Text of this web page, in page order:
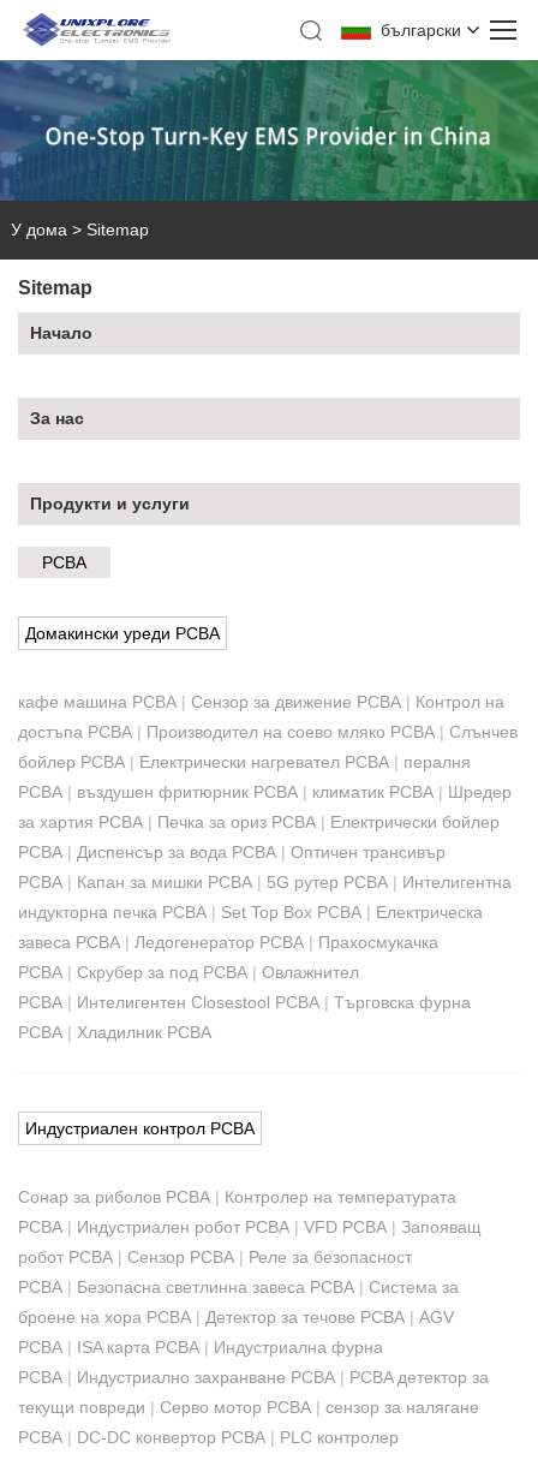
български
У дома > Sitemap
Sitemap
Начало
За нас
Продукти и услуги
PCBA
Домакински уреди PCBA
кафе машина PCBA | Сензор за движение PCBA | Контрол на
достъпа PCBA | Производител на соево мляко PCBA | Слънчев
бойлер PCBA | Електрически нагревател PCBA | пералня
PCBA | въздушен фритюрник PCBA | климатик PCBA | Шредер
за хартия PCBA | Печка за ориз PCBA | Електрически бойлер
PCBA | Диспенсър за вода PCBA | Оптичен трансивър
PCBA | Капан за мишки PCBA | 5G рутер PCBA | Интелигентна
индукторна печка PCBA | Set Top Box PCBA | Електрическа
завеса PCBA | Ледогенератор PCBA | Прахосмукачка
PCBA | Скрубер за под PCBA | Овлажнител
PCBA | Интелигентен Closestool PCBA | Търговска фурна
PCBA | Хладилник PCBA
Индустриален контрол PCBA
Сонар за риболов PCBA | Контролер на температурата
PCBA | Индустриален робот PCBA | VFD PCBA | Запояващ
робот PCBA | Сензор PCBA | Реле за безопасност
PCBA | Безопасна светлинна завеса PCBA | Система за
броене на хора PCBA | Детектор за течове PCBA | AGV
PCBA | ISA карта PCBA | Индустриална фурна
PCBA | Индустриално захранване PCBA | PCBA детектор за
текущи повреди | Серво мотор PCBA | сензор за налягане
PCBA | DC-DC конвертор PCBA | PLC контролер